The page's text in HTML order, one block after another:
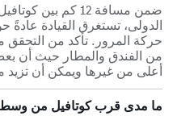
ضمن مسافة 12 كم
حركة المرور. تأكد من التحقق
من الفندق والمطار حيث أن
أعلى من غيرها ويمكن أن
ما مدى قرب كوتافيل من وسط